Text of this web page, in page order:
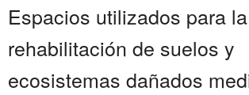
Espacios utilizados para la
rehabilitación de suelos y
ecosistemas dañados